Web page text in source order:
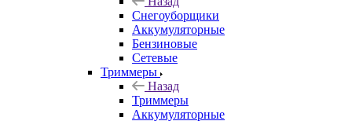
Снегоуборщики
Аккумуляторные
Бензиновые
Сетевые
Триммеры
Назад
Триммеры
Аккумуляторные